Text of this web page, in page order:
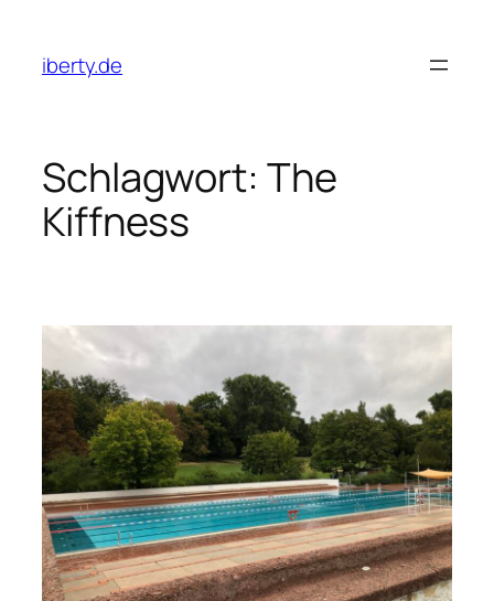
springen
iberty.de
Schlagwort: The
Kiffness